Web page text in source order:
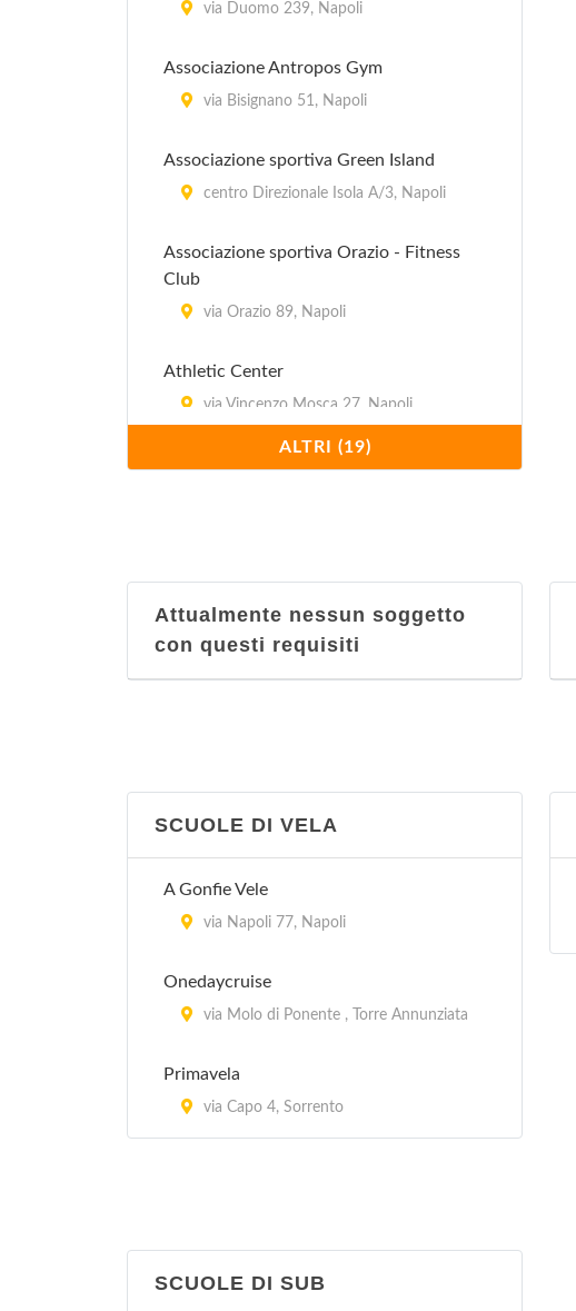
via Duomo 239, Napoli
Associazione Antropos Gym
via Bisignano 51, Napoli
Associazione sportiva Green Island
centro Direzionale Isola A/3, Napoli
Associazione sportiva Orazio - Fitness
Club
via Orazio 89, Napoli
Athletic Center
via Vincenzo Mosca 27, Napoli
Bodyguard
via Torrione San Martino 45, Napoli
Champion Fitness Center
Dinamic Center
ALTRI (19)
Attualmente nessun soggetto
con questi requisiti
SCUOLE DI VELA
A Gonfie Vele
via Napoli 77, Napoli
Onedaycruise
via Molo di Ponente , Torre Annunziata
Primavela
via Capo 4, Sorrento
SCUOLE DI SUB